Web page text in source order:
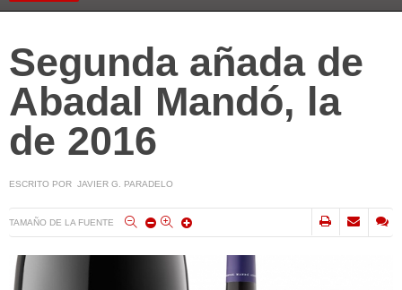
Segunda añada de
Abadal Mandó, la
de 2016
ESCRITO POR JAVIER G. PARADELO
TAMAÑO DE LA FUENTE